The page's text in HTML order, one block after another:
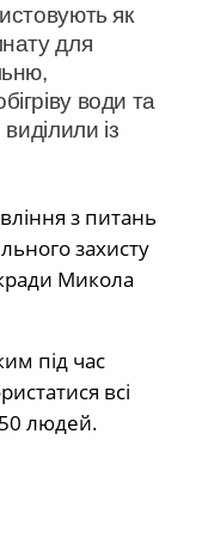
як
для
води та
із
з питань
захисту
Микола
під час
всі
50 людей.